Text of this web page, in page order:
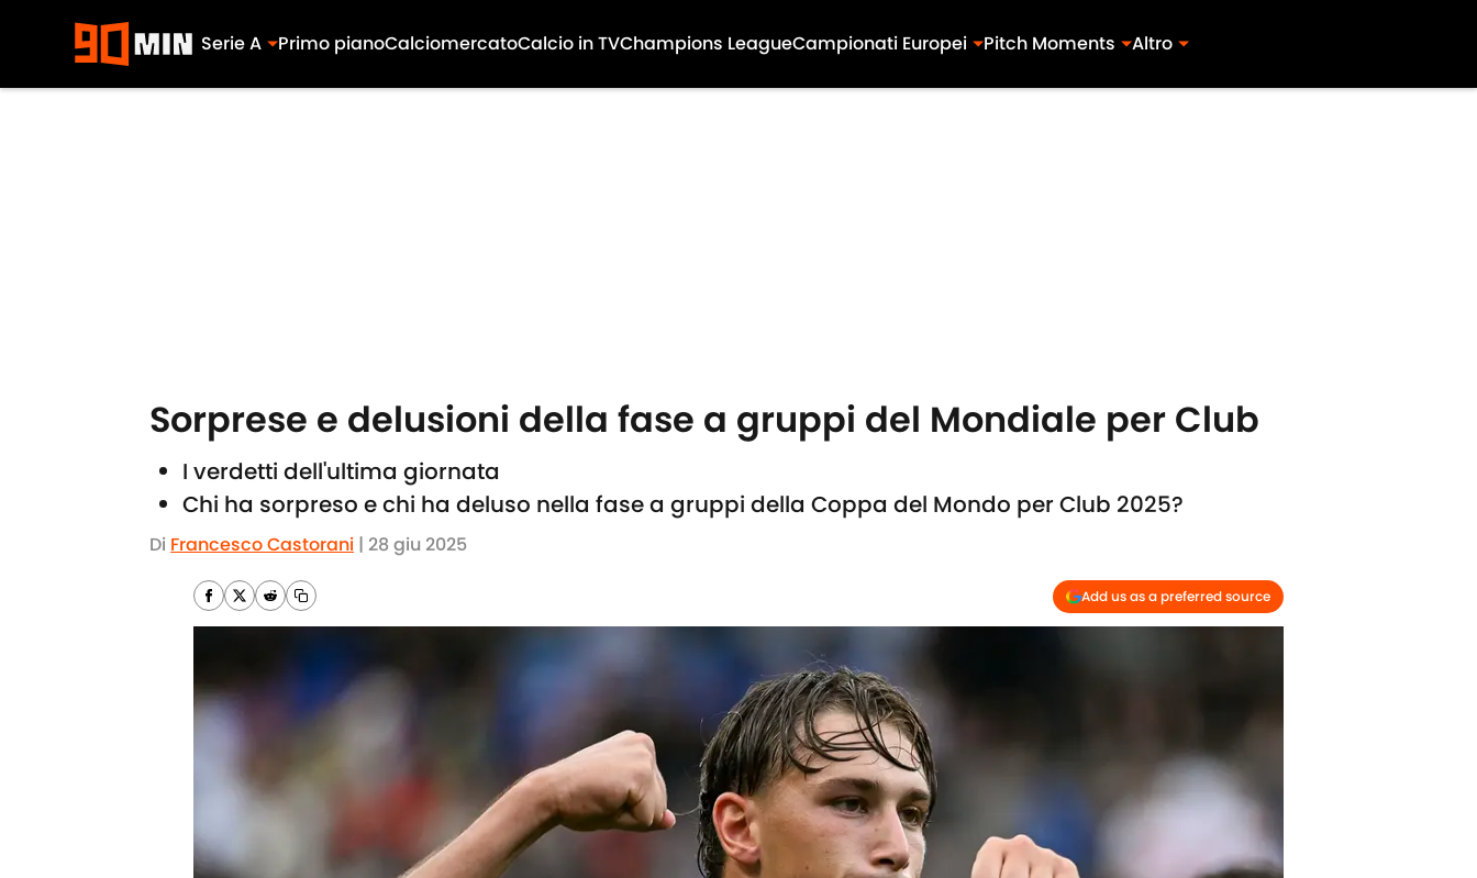
Serie A Primo pianoCalciomercatoCalcio in TVChampions LeagueCampionati Europei Pitch Moments Altro
Sorprese e delusioni della fase a gruppi del Mondiale per Club
I verdetti dell'ultima giornata
Chi ha sorpreso e chi ha deluso nella fase a gruppi della Coppa del Mondo per Club 2025?
Di Francesco Castorani | 28 giu 2025
Add us as a preferred source